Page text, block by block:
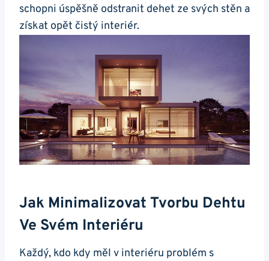
schopni úspěšně odstranit dehet ze svých stěn⁢ a​
získat opět ⁣čistý ⁣interiér.
Jak Minimalizovat ⁢tvorbu Dehtu
Ve​ Svém Interiéru
Každý, kdo kdy měl ‌v‌ interiéru problém s